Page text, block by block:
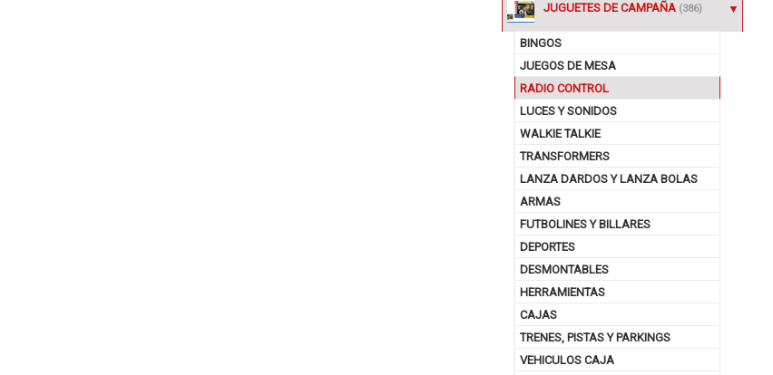
JUGUETES DE CAMPAÑA (386)
BINGOS
JUEGOS DE MESA
RADIO CONTROL
LUCES Y SONIDOS
WALKIE TALKIE
TRANSFORMERS
LANZA DARDOS Y LANZA BOLAS
ARMAS
FUTBOLINES Y BILLARES
DEPORTES
DESMONTABLES
HERRAMIENTAS
CAJAS
TRENES, PISTAS Y PARKINGS
VEHICULOS CAJA